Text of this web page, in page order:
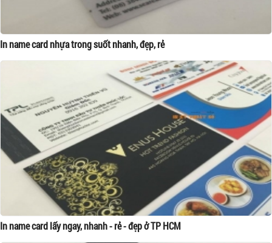
In name card nhựa trong suốt nhanh, đẹp, rẻ
In name card lấy ngay, nhanh - rẻ - đẹp ở TP HCM